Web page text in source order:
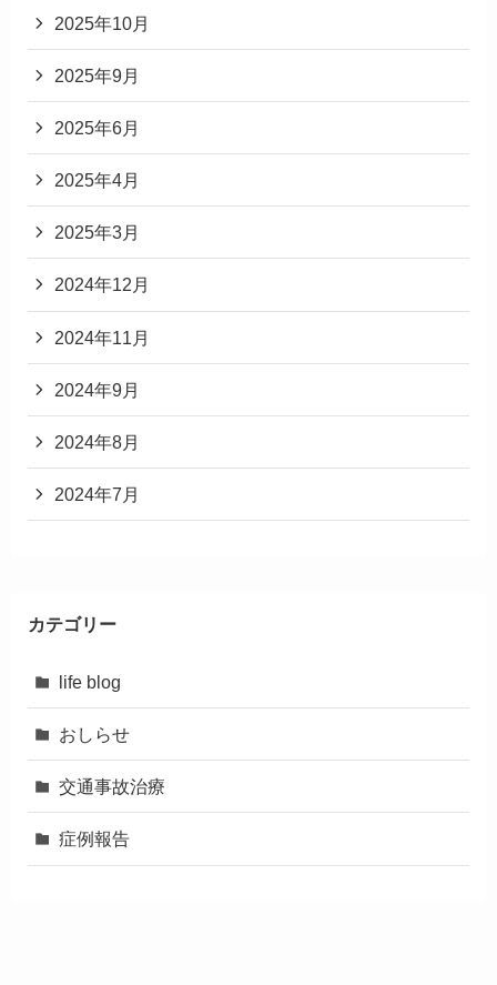
2025年10月
2025年9月
2025年6月
2025年4月
2025年3月
2024年12月
2024年11月
2024年9月
2024年8月
2024年7月
カテゴリー
life blog
おしらせ
交通事故治療
症例報告